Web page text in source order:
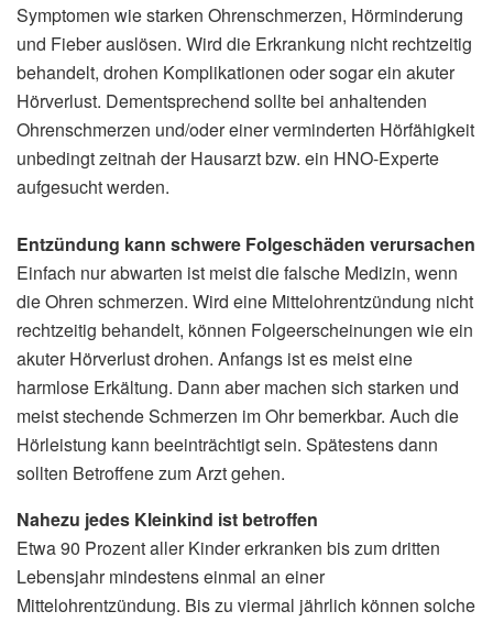
Symptomen wie starken Ohrenschmerzen, Hörminderung
und Fieber auslösen. Wird die Erkrankung nicht rechtzeitig
behandelt, drohen Komplikationen oder sogar ein akuter
Hörverlust. Dementsprechend sollte bei anhaltenden
Ohrenschmerzen und/oder einer verminderten Hörfähigkeit
unbedingt zeitnah der Hausarzt bzw. ein HNO-Experte
aufgesucht werden.
Entzündung kann schwere Folgeschäden verursachen
Einfach nur abwarten ist meist die falsche Medizin, wenn
die Ohren schmerzen. Wird eine Mittelohrentzündung nicht
rechtzeitig behandelt, können Folgeerscheinungen wie ein
akuter Hörverlust drohen. Anfangs ist es meist eine
harmlose Erkältung. Dann aber machen sich starken und
meist stechende Schmerzen im Ohr bemerkbar. Auch die
Hörleistung kann beeinträchtigt sein. Spätestens dann
sollten Betroffene zum Arzt gehen.
Nahezu jedes Kleinkind ist betroffen
Etwa 90 Prozent aller Kinder erkranken bis zum dritten
Lebensjahr mindestens einmal an einer
Mittelohrentzündung. Bis zu viermal jährlich können solche